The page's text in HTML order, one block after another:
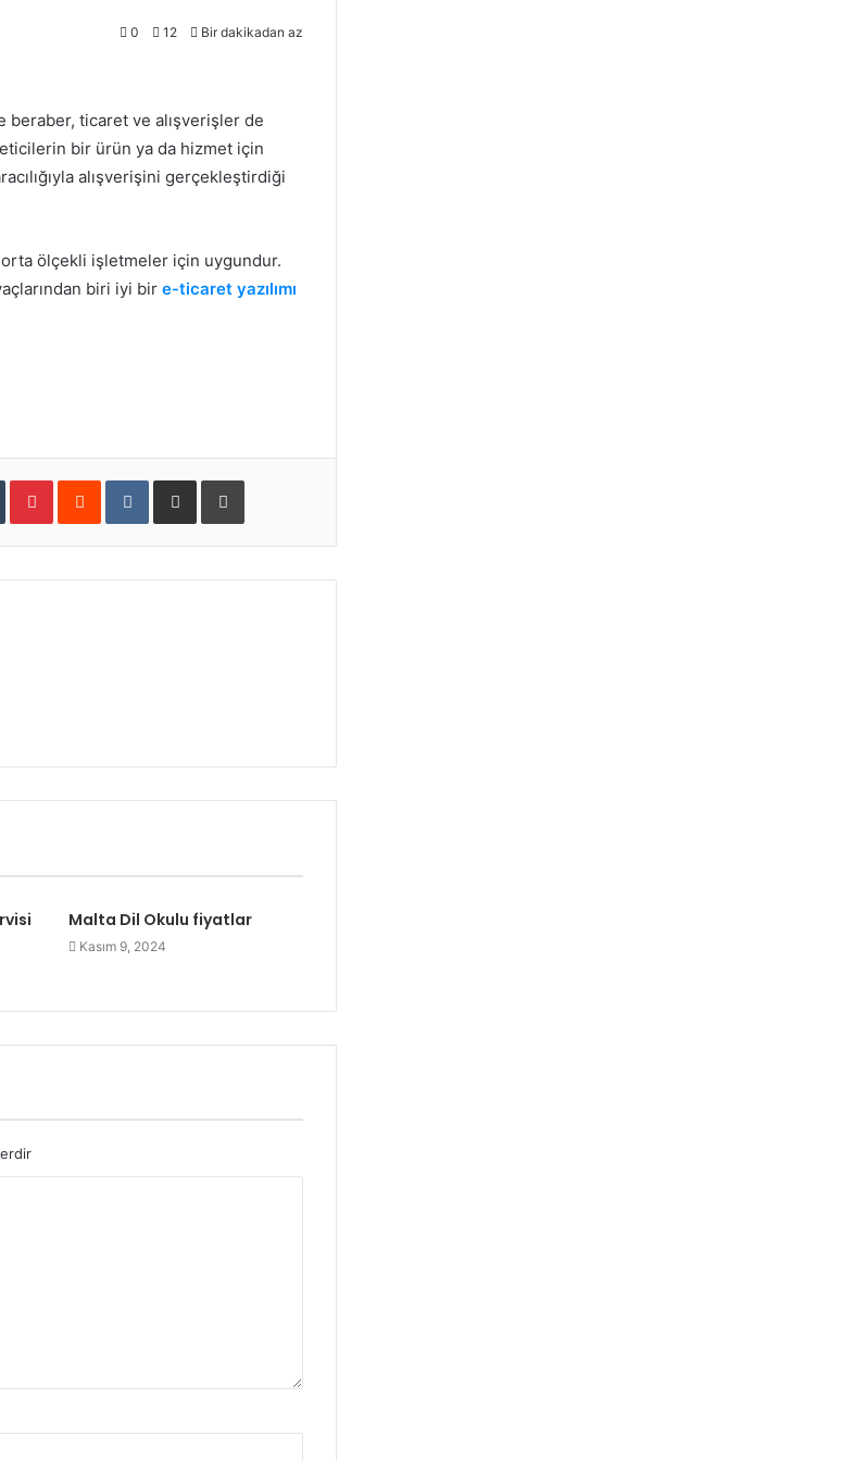
0 12 Bir dakikadan az
beraber, ticaret ve alışverişler de
bir ürün ya da hizmet için
alışverişini gerçekleştirdiği
ölçekli işletmeler için uygundur.
biri iyi bir e-ticaret yazılımı
Tumblr Pinterest Reddit VKontakte E-Posta ile paylaş
Malta Dil Okulu fiyatlar
Kasım 9, 2024